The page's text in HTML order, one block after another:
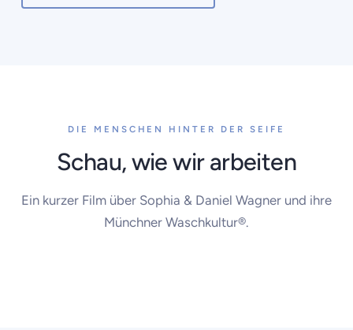
DIE MENSCHEN HINTER DER SEIFE
Schau, wie wir arbeiten
Ein kurzer Film über Sophia & Daniel Wagner und ihre
Münchner Waschkultur®.